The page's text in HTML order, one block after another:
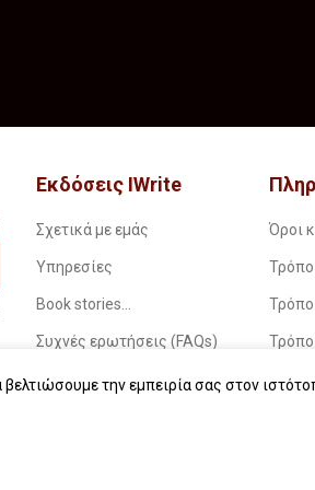
Εκδόσεις IWrite
Σχετικά με εμάς
Υπηρεσίες
Book stories…
Συχνές ερωτήσεις (FAQs)
iWrite.blog
Όροι
την εμπειρία σας στον